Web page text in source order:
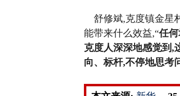
舒修斌,克度镇金星
能带来什么效益,“任
克度人深深地感觉到,
向、标杆,不停地思考